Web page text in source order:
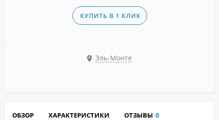
КУПИТЬ В 1 КЛИК
Эль-Монте
ОБЗОР ХАРАКТЕРИСТИКИ ОТЗЫВЫ 0